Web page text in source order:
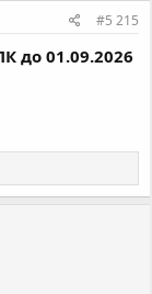
#5 215
до 01.09.2026